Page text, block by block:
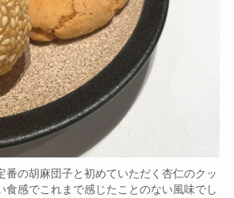
番の胡麻団子と初めていただく杏仁のクッ
食感でこれまで感じたことのない風味でし